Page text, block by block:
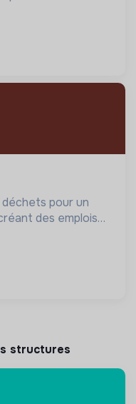
transition
de l'éthique.
pour un
des emplois
et en
structures